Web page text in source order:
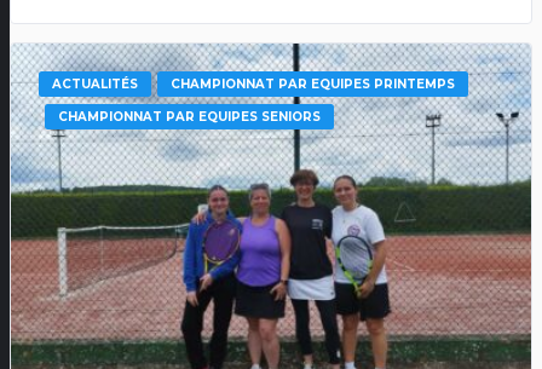
ACTUALITÉS CHAMPIONNAT PAR EQUIPES PRINTEMPS
CHAMPIONNAT PAR EQUIPES SENIORS